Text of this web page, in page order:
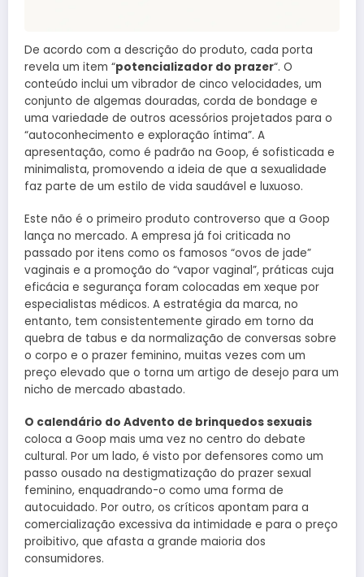
De acordo com a descrição do produto, cada porta
revela um item “potencializador do prazer“. O
conteúdo inclui um vibrador de cinco velocidades, um
conjunto de algemas douradas, corda de bondage e
uma variedade de outros acessórios projetados para o
“autoconhecimento e exploração íntima”. A
apresentação, como é padrão na Goop, é sofisticada e
minimalista, promovendo a ideia de que a sexualidade
faz parte de um estilo de vida saudável e luxuoso.
Este não é o primeiro produto controverso que a Goop
lança no mercado. A empresa já foi criticada no
passado por itens como os famosos “ovos de jade”
vaginais e a promoção do “vapor vaginal”, práticas cuja
eficácia e segurança foram colocadas em xeque por
especialistas médicos. A estratégia da marca, no
entanto, tem consistentemente girado em torno da
quebra de tabus e da normalização de conversas sobre
o corpo e o prazer feminino, muitas vezes com um
preço elevado que o torna um artigo de desejo para um
nicho de mercado abastado.
O calendário do Advento de brinquedos sexuais
coloca a Goop mais uma vez no centro do debate
cultural. Por um lado, é visto por defensores como um
passo ousado na destigmatização do prazer sexual
feminino, enquadrando-o como uma forma de
autocuidado. Por outro, os críticos apontam para a
comercialização excessiva da intimidade e para o preço
proibitivo, que afasta a grande maioria dos
consumidores.